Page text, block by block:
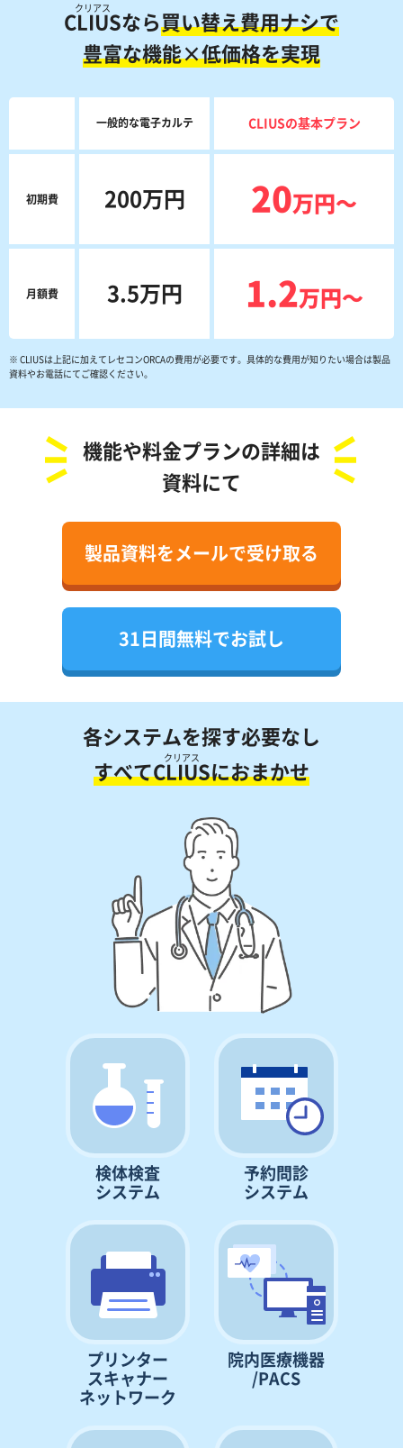
CLIUS
クリアス
なら買い替え費用ナシで
豊富な機能×低価格を実現
一般的な電子カルテ CLIUSの基本プラン
初期費 200万円 20万円〜
月額費 3.5万円 1.2万円〜
※ CLIUSは上記に加えてレセコンORCAの費用が必要です。具体的な費用が知りたい場合は製品
資料やお電話にてご確認ください。
機能や料金プランの詳細は
資料にて
製品資料をメールで受け取る
31日間無料でお試し
各システムを探す必要なし
すべてCLIUS
クリアス
におまかせ
検体検査
システム
予約問診
システム
プリンター
スキャナー
ネットワーク
院内医療機器
/PACS